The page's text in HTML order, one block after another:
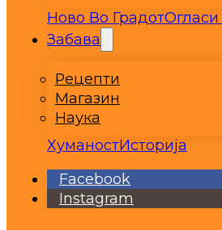
Ново Во ГрадотОгласи
Забава
Рецепти
Магазин
Наука
ХуманостИсторија
Facebook
Instagram